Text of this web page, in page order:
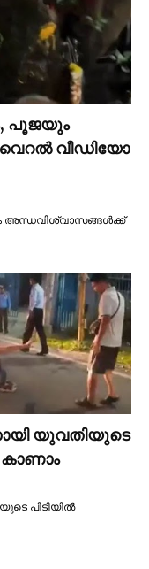
പൂജയും
വീഡിയോ
അന്ധവിശ്വാസങ്ങള്‍ക്ക്
യുവതിയുടെ
പിടിയില്‍